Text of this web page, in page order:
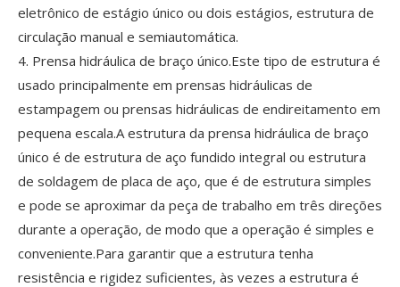
eletrônico de estágio único ou dois estágios, estrutura de
circulação manual e semiautomática.
4. Prensa hidráulica de braço único.Este tipo de estrutura é
usado principalmente em prensas hidráulicas de
estampagem ou prensas hidráulicas de endireitamento em
pequena escala.A estrutura da prensa hidráulica de braço
único é de estrutura de aço fundido integral ou estrutura
de soldagem de placa de aço, que é de estrutura simples
e pode se aproximar da peça de trabalho em três direções
durante a operação, de modo que a operação é simples e
conveniente.Para garantir que a estrutura tenha
resistência e rigidez suficientes, às vezes a estrutura é